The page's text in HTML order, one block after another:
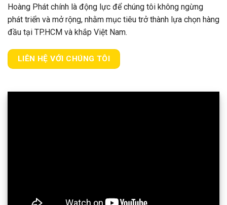
Hoàng Phát chính là động lực để chúng tôi không ngừng
phát triển và mở rộng, nhằm mục tiêu trở thành lựa chọn hàng
đầu tại TP.HCM và khắp Việt Nam.
LIÊN HỆ VỚI CHÚNG TÔI